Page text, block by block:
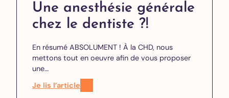
Une anesthésie générale
chez le dentiste ?!
En résumé ABSOLUMENT ! À la CHD, nous
mettons tout en oeuvre afin de vous proposer
une…
Je lis l’article